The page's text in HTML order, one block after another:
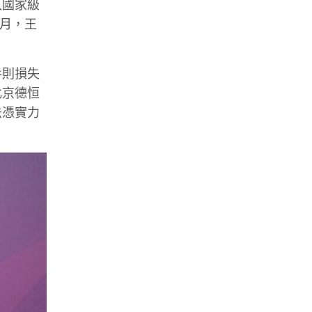
家級
，王
損失
德恒
實力